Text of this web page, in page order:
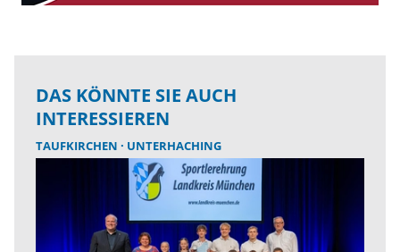
DAS KÖNNTE SIE AUCH
INTERESSIEREN
TAUFKIRCHEN UNTERHACHING